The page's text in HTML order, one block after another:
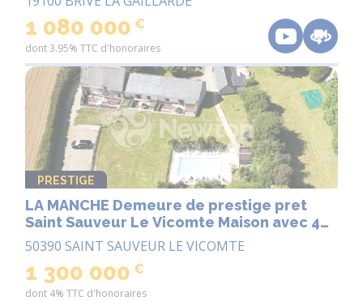
piscine en pierre et jardins de 3 853 m².
1 080 000 €
dont 3.95% TTC d'honoraires
PRESTIGE
LA MANCHE Demeure de prestige pret
Saint Sauveur Le Vicomte Maison avec 4
Gites, Apartment et Piscine
50390 SAINT SAUVEUR LE VICOMTE
1 300 000 €
dont 4% TTC d'honoraires